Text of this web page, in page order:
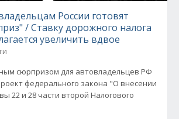
России готовят
/ Ставку дорожного налога
увеличить вдвое
сюрпризом для автовладельцев РФ
федерального закона "О внесении
22 и 28 части второй Налогового